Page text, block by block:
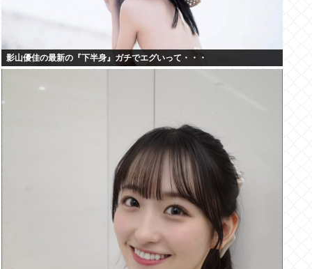
影山優佳の最新の『下半身』ガチでエグいって・・・